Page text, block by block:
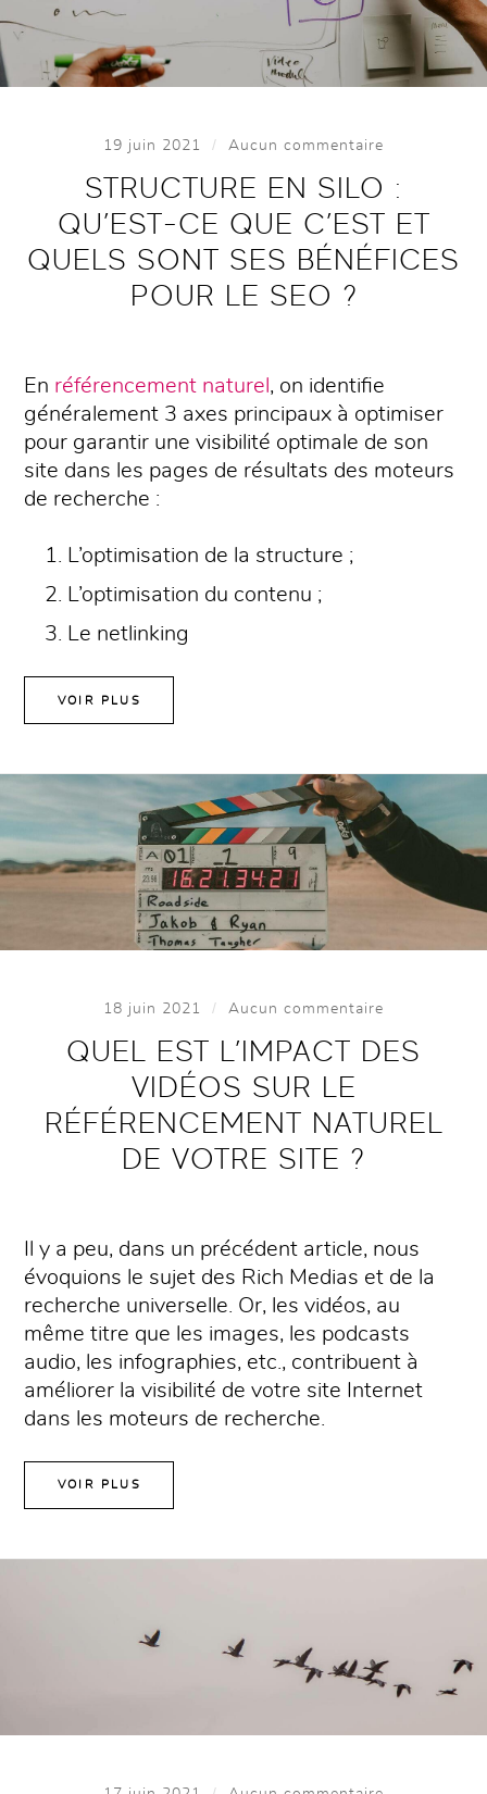
19 juin 2021 / Aucun commentaire
STRUCTURE EN SILO :
QU’EST-CE QUE C’EST ET
QUELS SONT SES BÉNÉFICES
POUR LE SEO ?
En référencement naturel, on identifie
généralement 3 axes principaux à optimiser
pour garantir une visibilité optimale de son
site dans les pages de résultats des moteurs
de recherche :
L’optimisation de la structure ;
L’optimisation du contenu ;
Le netlinking
VOIR PLUS
18 juin 2021 / Aucun commentaire
QUEL EST L’IMPACT DES
VIDÉOS SUR LE
RÉFÉRENCEMENT NATUREL
DE VOTRE SITE ?
Il y a peu, dans un précédent article, nous
évoquions le sujet des Rich Medias et de la
recherche universelle. Or, les vidéos, au
même titre que les images, les podcasts
audio, les infographies, etc., contribuent à
améliorer la visibilité de votre site Internet
dans les moteurs de recherche.
VOIR PLUS